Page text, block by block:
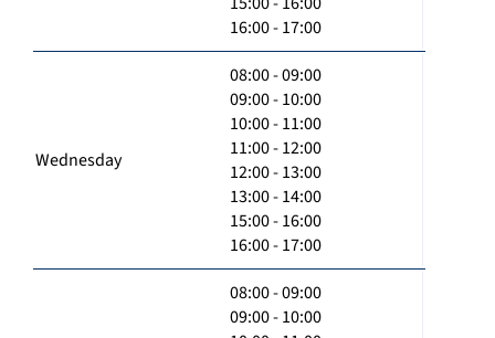
16:00 - 17:00
Wednesday
08:00 - 09:00
09:00 - 10:00
10:00 - 11:00
11:00 - 12:00
12:00 - 13:00
13:00 - 14:00
15:00 - 16:00
16:00 - 17:00
08:00 - 09:00
09:00 - 10:00